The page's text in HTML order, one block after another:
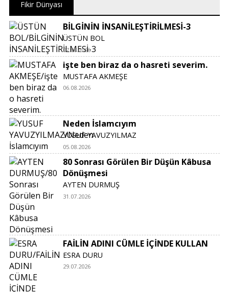
Fikir Dünyası
BİLGİNİN İNSANİLEŞTİRİLMESİ-3
ÜSTÜN BOL
07.08.2026
işte ben biraz da o hasreti severim.
MUSTAFA AKMEŞE
06.08.2026
Neden İslamcıyım
YUSUF YAVUZYILMAZ
05.08.2026
80 Sonrası Görülen Bir Düşün Kâbusa
Dönüşmesi
AYTEN DURMUŞ
31.07.2026
FAİLİN ADINI CÜMLE İÇİNDE KULLAN
ESRA DURU
29.07.2026